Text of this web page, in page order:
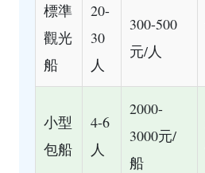
標準
觀光
船
20-
30
人
300-500
元/人
小型
包船
4-6
人
2000-
3000元/
船